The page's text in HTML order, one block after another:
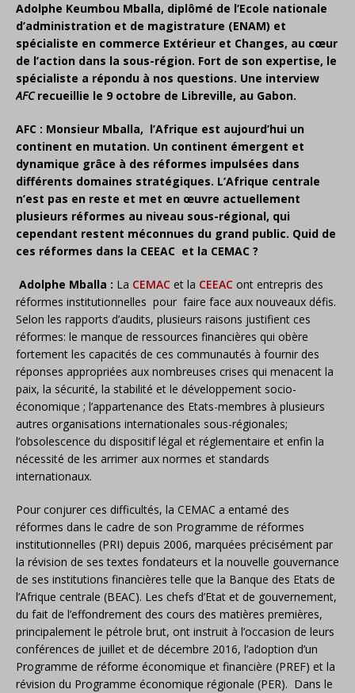
Adolphe Keumbou Mballa, diplômé de l’Ecole nationale
d’administration et de magistrature (ENAM) et
spécialiste en commerce Extérieur et Changes, au cœur
de l’action dans la sous-région. Fort de son expertise, le
spécialiste a répondu à nos questions. Une interview
AFCrecueillie le 9 octobre de Libreville, au Gabon.
AFC : Monsieur Mballa, l’Afrique est aujourd’hui un
continent en mutation. Un continent émergent et
dynamique grâce à des réformes impulsées dans
différents domaines stratégiques. L’Afrique centrale
n’est pas en reste et met en œuvre actuellement
plusieurs réformes au niveau sous-régional, qui
cependant restent méconnues du grand public. Quid de
ces réformes dans la CEEAC et la CEMAC ?
Adolphe Mballa : La CEMAC et la CEEAC ont entrepris des
réformes institutionnelles pour faire face aux nouveaux défis.
Selon les rapports d’audits, plusieurs raisons justifient ces
réformes: le manque de ressources financières qui obère
fortement les capacités de ces communautés à fournir des
réponses appropriées aux nombreuses crises qui menacent la
paix, la sécurité, la stabilité et le développement socio-
économique ; l’appartenance des Etats-membres à plusieurs
autres organisations internationales sous-régionales;
l’obsolescence du dispositif légal et réglementaire et enfin la
nécessité de les arrimer aux normes et standards
internationaux.
Pour conjurer ces difficultés, la CEMAC a entamé des
réformes dans le cadre de son Programme de réformes
institutionnelles (PRI) depuis 2006, marquées précisément par
la révision de ses textes fondateurs et la nouvelle gouvernance
de ses institutions financières telle que la Banque des Etats de
l’Afrique centrale (BEAC). Les chefs d’Etat et de gouvernement,
du fait de l’effondrement des cours des matières premières,
principalement le pétrole brut, ont instruit à l’occasion de leurs
conférences de juillet et de décembre 2016, l’adoption d’un
Programme de réforme économique et financière (PREF) et la
révision du Programme économique régionale (PER). Dans le